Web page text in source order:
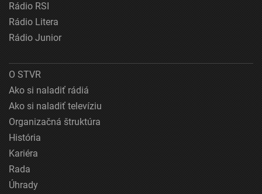
Rádio RSI
Rádio Litera
Rádio Junior
O STVR
Ako si naladiť rádiá
Ako si naladiť televíziu
Organizačná štruktúra
História
Kariéra
Rada
Úhrady